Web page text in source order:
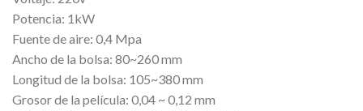
Potencia: 1kW
Fuente de aire: 0,4 Mpa
Ancho de la bolsa: 80~260 mm
Longitud de la bolsa: 105~380 mm
Grosor de la película: 0,04 ~ 0,12 mm